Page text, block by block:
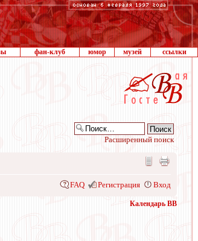
фан-клуб юмор музей ссылки
Расширенный поиск
FAQ Регистрация Вход
Календарь ВВ